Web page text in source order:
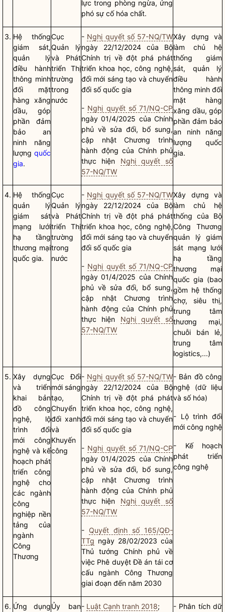
lực trong phòng ngừa, ứng
phó sự cố hóa chất.
3. Hệ thống
giám sát,
quản lý
điều hành
thông minh
đối mặt
hàng xăng
dầu, góp
phần đảm
bảo an
ninh năng
lượng quốc
gia.
Cục
Quản lý
và Phát
triển Thị
trường
trong
nước
- Nghị quyết số 57-NQ/TW
ngày 22/12/2024 của Bộ
Chính trịvề đột phá phát
triển khoa học, công nghệ,
đổi mới sáng tạo và chuyển
đổi sốquốc gia
- Nghị quyết số 71/NQ-CP
ngày 01/4/2025 của Chính
phủ về sửa đổi, bổ sung,
cập nhật Chương trình
hành động của Chính phủ
thực hiện Nghị quyết số
57-NQ/TW
Xây dựng và
làm chủ hệ
thống giám
sát, quản lý
điều hành
thông minh đối
mặt hàng
xăng dầu, góp
phần đảm bảo
an ninh năng
lượng quốc
gia.
4. Hệ thống
quản lý
giám sát
mạng lưới
hạ tầng
thương mại
quốc gia.
Cục
Quản lý
và Phát
triển Thị
trường
trong
nước
- Nghị quyết số 57-NQ/TW
ngày 22/12/2024 của Bộ
Chính trịvề đột phá phát
triển khoa học, công nghệ,
đổi mới sáng tạo và chuyển
đổi sốquốc gia
- Nghị quyết số 71/NQ-CP
ngày 01/4/2025 của Chính
phủ về sửa đổi, bổ sung,
cập nhật Chương trình
hành động của Chính phủ
thực hiện Nghị quyết số
57-NQ/TW
Xây dựng và
làm chủ hệ
thống của Bộ
Công Thương
quản lý giám
sát mạng lưới
hạ tầng
thương mại
quốc gia (bao
gồm hệ thống
chợ, siêu thị,
trung tâm
thương mại,
chuỗi bán lẻ,
trung tâm
logistics,...)
5. Xây dựng
và triển
khai bản
đồ công
nghệ, lộ
trình đổi
mới công
nghệ và kế
hoạch phát
triển công
nghệ cho
các ngành
công
nghiệp nền
tảng của
ngành
Công
Thương
Cục Đổi
mới sáng
tạo,
Chuyển
đổi xanh
và
Khuyến
công
- Nghị quyết số 57-NQ/TW
ngày 22/12/2024 của Bộ
Chính trịvề đột phá phát
triển khoa học, công nghệ,
đổi mới sáng tạo và chuyển
đổi sốquốc gia
- Nghị quyết số 71/NQ-CP
ngày 01/4/2025 của Chính
phủ về sửa đổi, bổ sung,
cập nhật Chương trình
hành động của Chính phủ
thực hiện Nghị quyết số
57-NQ/TW
- Quyết định số 165/QĐ-
TTg ngày 28/02/2023 của
Thủ tướng Chính phủ về
việc Phê duyệt Đề án tái cơ
cấu ngành Công Thương
giai đoạn đến năm 2030
- Bản đồ công
nghệ (dữ liệu
và số hóa)
- Lộ trình đổi
mới công nghệ
- Kế hoạch
phát triển
công nghệ
6. Ứng dụngỦy ban- Luật Cạnh tranh 2018;
- Phân tích dữ